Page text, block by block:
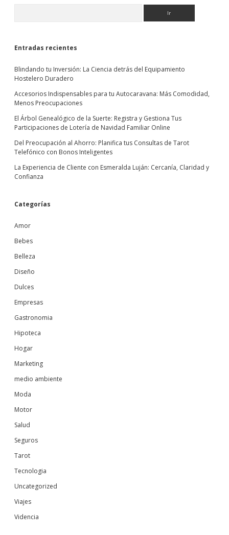
Entradas recientes
Blindando tu Inversión: La Ciencia detrás del Equipamiento
Hostelero Duradero
Accesorios Indispensables para tu Autocaravana: Más Comodidad,
Menos Preocupaciones
El Árbol Genealógico de la Suerte: Registra y Gestiona Tus
Participaciones de Lotería de Navidad Familiar Online
Del Preocupación al Ahorro: Planifica tus Consultas de Tarot
Telefónico con Bonos Inteligentes
La Experiencia de Cliente con Esmeralda Luján: Cercanía, Claridad y
Confianza
Categorías
Amor
Bebes
Belleza
Diseño
Dulces
Empresas
Gastronomia
Hipoteca
Hogar
Marketing
medio ambiente
Moda
Motor
Salud
Seguros
Tarot
Tecnologia
Uncategorized
Viajes
Videncia